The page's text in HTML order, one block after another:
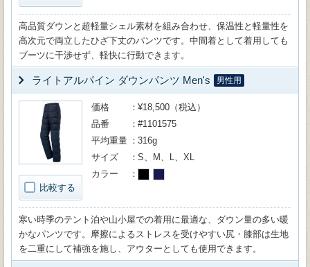
高品質ダウンと超軽量シェル素材を組み合わせ、保温性と軽量性を
高次元で両立したひざ下丈のパンツです。中間着として着用しても
ブーツに干渉せず、軽快に行動できます。
ライトアルパイン ダウンパンツ Men's 男性用
比較する
価格
¥18,500（税込）
品番
#1101575
平均重量
316g
サイズ
S、M、L、XL
カラー
寒い時季のテント泊や山小屋での着用に最適な、ダウン量の多い暖
かなパンツです。摩擦によるストレスを受けやすい尻・膝部は生地
を二重にして補強を施し、アウターとしても使用できます。